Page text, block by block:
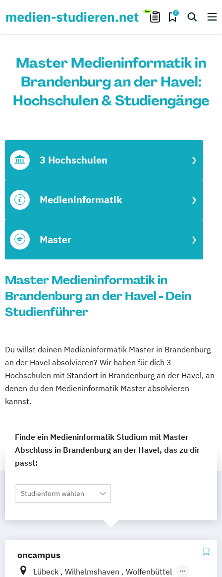
0
Master Medieninformatik in
Brandenburg an der Havel:
Hochschulen & Studiengänge
Master
Medieninformatik
3 Hochschulen
Master Medieninformatik in
Brandenburg an der Havel - Dein
Studienführer
Du willst deinen Medieninformatik Master in Brandenburg
an der Havel absolvieren? Wir haben für dich 3
Hochschulen mit Standort in Brandenburg an der Havel, an
denen du den Medieninformatik Master absolvieren
kannst.
Finde ein Medieninformatik Studium mit Master
Abschluss in Brandenburg an der Havel, das zu dir
passt:
Studienform wählen
oncampus
Lübeck Wilhelmshaven
Wolfenbüttel